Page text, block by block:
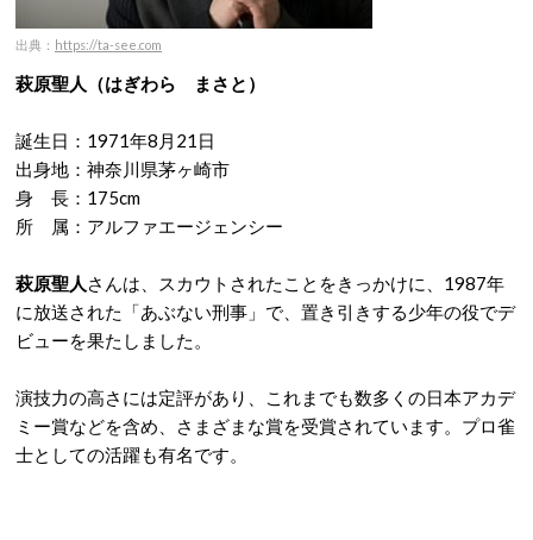
出典： https://ta-see.com
萩原聖人（はぎわら まさと）
誕生日：1971年8月21日
出身地：神奈川県茅ヶ崎市
身 長：175cm
所 属：アルファエージェンシー
萩原聖人 さんは、スカウトされたことをきっかけに、1987年
に放送された「あぶない刑事」で、置き引きする少年の役でデ
ビューを果たしました。
演技力の高さには定評があり、これまでも数多くの日本アカデ
ミー賞などを含め、さまざまな賞を受賞されています。プロ雀
士としての活躍も有名です。